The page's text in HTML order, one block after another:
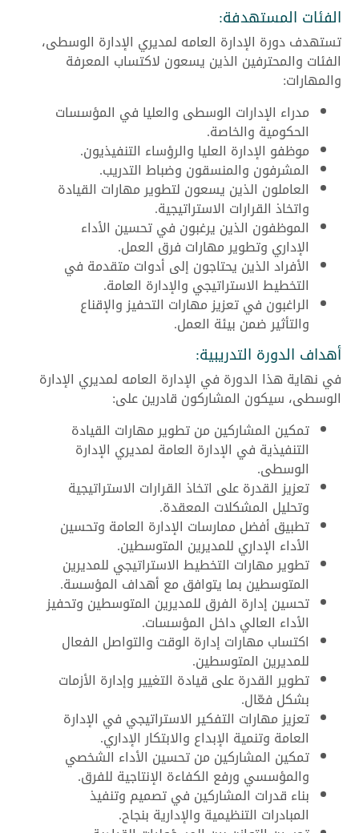
الفئات المستهدفة:
تستهدف دورة الإدارة العامه لمديري الإدارة الوسطى،
الفئات والمحترفين الذين يسعون لاكتساب المعرفة
والمهارات:
مدراء الإدارات الوسطى والعليا في المؤسسات
الحكومية والخاصة.
موظفو الإدارة العليا والرؤساء التنفيذيون.
المشرفون والمنسقون وضباط التدريب.
العاملون الذين يسعون لتطوير مهارات القيادة
واتخاذ القرارات الاستراتيجية.
الموظفون الذين يرغبون في تحسين الأداء
الإداري وتطوير مهارات فرق العمل.
الأفراد الذين يحتاجون إلى أدوات متقدمة في
التخطيط الاستراتيجي والإدارة العامة.
الراغبون في تعزيز مهارات التحفيز والإقناع
والتأثير ضمن بيئة العمل.
أهداف الدورة التدريبية:
في نهاية هذا الدورة في الإدارة العامه لمديري الإدارة
الوسطى، سيكون المشاركون قادرين على:
تمكين المشاركين من تطوير مهارات القيادة
التنفيذية في الإدارة العامة لمديري الإدارة
الوسطى.
تعزيز القدرة على اتخاذ القرارات الاستراتيجية
وتحليل المشكلات المعقدة.
تطبيق أفضل ممارسات الإدارة العامة وتحسين
الأداء الإداري للمديرين المتوسطين.
تطوير مهارات التخطيط الاستراتيجي للمديرين
المتوسطين بما يتوافق مع أهداف المؤسسة.
تحسين إدارة الفرق للمديرين المتوسطين وتحفيز
الأداء العالي داخل المؤسسات.
اكتساب مهارات إدارة الوقت والتواصل الفعال
للمديرين المتوسطين.
تطوير القدرة على قيادة التغيير وإدارة الأزمات
بشكل فعّال.
تعزيز مهارات التفكير الاستراتيجي في الإدارة
العامة وتنمية الإبداع والابتكار الإداري.
تمكين المشاركين من تحسين الأداء الشخصي
والمؤسسي ورفع الكفاءة الإنتاجية للفرق.
بناء قدرات المشاركين في تصميم وتنفيذ
المبادرات التنظيمية والإدارية بنجاح.